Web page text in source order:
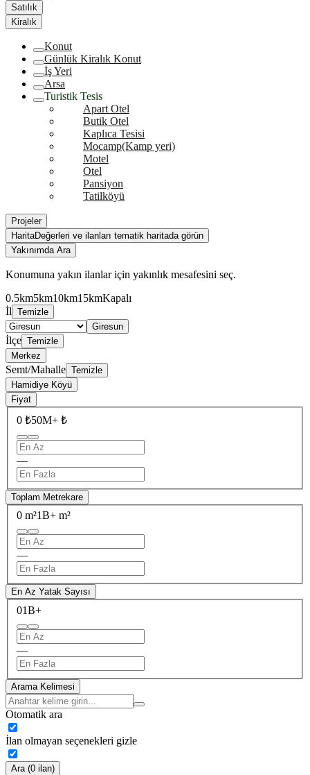
Satılık
Kiralık
Konut
Günlük Kiralık Konut
İş Yeri
Arsa
Turistik Tesis
Apart Otel
Butik Otel
Kaplıca Tesisi
Mocamp(Kamp yeri)
Motel
Otel
Pansiyon
Tatilköyü
Projeler
HaritaDeğerleri ve ilanları tematik haritada görün
Yakınımda Ara
Konumuna yakın ilanlar için yakınlık mesafesini seç.
0.5km5km10km15kmKapalı
İl Temizle
Giresun
İlçe Temizle
Merkez
Semt/Mahalle Temizle
Hamidiye Köyü
Fiyat
0 ₺50M+ ₺
—
Toplam Metrekare
0 m²1B+ m²
—
En Az Yatak Sayısı
01B+
—
Arama Kelimesi
Otomatik ara
İlan olmayan seçenekleri gizle
Ara (0 ilan)